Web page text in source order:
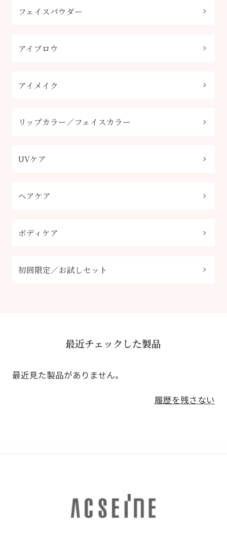
フェイスパウダー
アイブロウ
アイメイク
リップカラー／フェイスカラー
UVケア
ヘアケア
ボディケア
初回限定／お試しセット
最近チェックした製品
最近見た製品がありません。
履歴を残さない